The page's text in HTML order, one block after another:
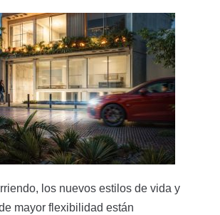
los nuevos estilos de vida y
mayor flexibilidad están